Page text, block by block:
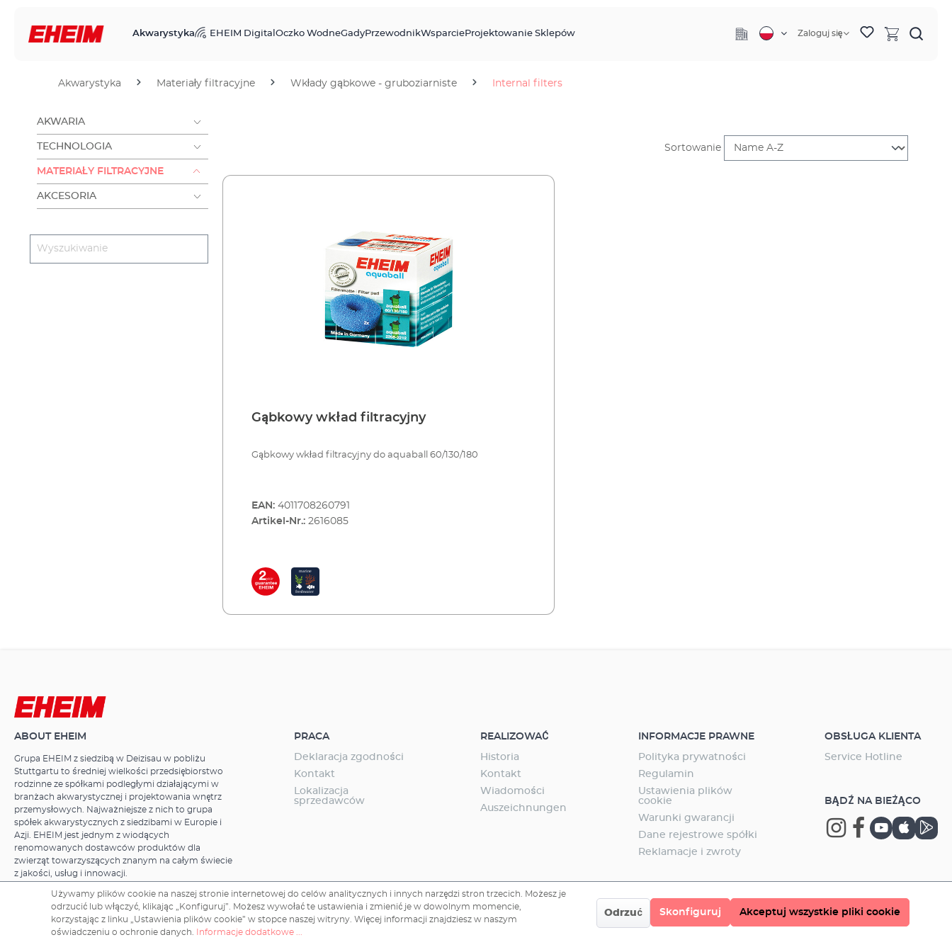
Akwarystyka EHEIM Digital Oczko WodneGadyPrzewodnikWsparcieProjektowanie Sklepów Zaloguj się
Akwarystyka Materiały filtracyjne Wkłady gąbkowe - gruboziarniste Internal filters
AKWARIA
TECHNOLOGIA
MATERIAŁY FILTRACYJNE
AKCESORIA
Sortowanie
Gąbkowy wkład filtracyjny
Gąbkowy wkład filtracyjny do aquaball 60/130/180
EAN: 4011708260791
Artikel-Nr.: 2616085
ABOUT EHEIM
Grupa EHEIM z siedzibą w Deizisau w pobliżu
Stuttgartu to średniej wielkości przedsiębiorstwo
rodzinne ze spółkami podległymi działającymi w
branżach akwarystycznej i projektowania wnętrz
przemysłowych. Najważniejsze z nich to grupa
spółek akwarystycznych z siedzibami w Europie i
Azji. EHEIM jest jednym z wiodących
renomowanych dostawców produktów dla
zwierząt towarzyszących znanym na całym świecie
z jakości, usług i innowacji.
PRACA
Deklaracja zgodności
Kontakt
Lokalizacja
sprzedawców
REALIZOWAĆ
Historia
Kontakt
Wiadomości
Auszeichnungen
INFORMACJE PRAWNE
Polityka prywatności
Regulamin
Ustawienia plików
cookie
Warunki gwarancji
Dane rejestrowe spółki
Reklamacje i zwroty
OBSŁUGA KLIENTA
Service Hotline
BĄDŹ NA BIEŻĄCO
Copyright © 2026 EHEIM GmbH & Co. KG.
Używamy plików cookie na naszej stronie internetowej do celów analitycznych i innych narzędzi stron trzecich. Możesz je
odrzucić lub włączyć, klikając „Konfiguruj”. Możesz wywołać te ustawienia i zmienić je w dowolnym momencie,
korzystając z linku „Ustawienia plików cookie” w stopce naszej witryny. Więcej informacji znajdziesz w naszym
oświadczeniu o ochronie danych.
Informacje dodatkowe ...
Odrzuć Skonfiguruj Akceptuj wszystkie pliki cookie